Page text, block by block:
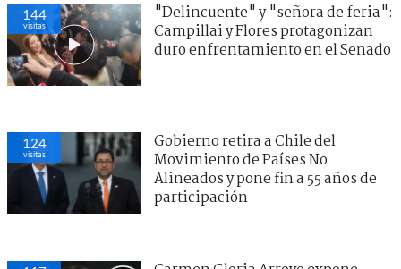
144
visitas
"Delincuente" y "señora de feria":
Campillai y Flores protagonizan
duro enfrentamiento en el Senado
124
visitas
Gobierno retira a Chile del
Movimiento de Países No
Alineados y pone fin a 55 años de
participación